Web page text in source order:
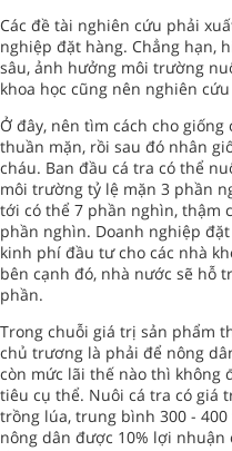
Các đề tài nghiên cứu phải
nghiệp đặt hàng. Chẳng hạn,
sâu, ảnh hưởng môi trường
khoa học cũng nên nghiên
Ở đây, nên tìm cách cho giống
thuần mặn, rồi sau đó nhân
cháu. Ban đầu cá tra có thể
môi trường tỷ lệ mặn 3 phần
tới có thể 7 phần nghìn, thậm
phần nghìn. Doanh nghiệp đặt
kinh phí đầu tư cho các nhà
bên cạnh đó, nhà nước sẽ hỗ
phần.
Trong chuỗi giá trị sản phẩm
chủ trương là phải để nông
còn mức lãi thế nào thì không
tiêu cụ thể. Nuôi cá tra có giá
trồng lúa, trung bình 300 -
nông dân được 10% lợi nhuận